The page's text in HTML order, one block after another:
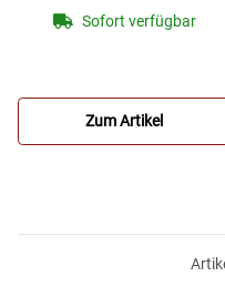
“Exclusive“
Sofort verfügbar
Zum Artikel